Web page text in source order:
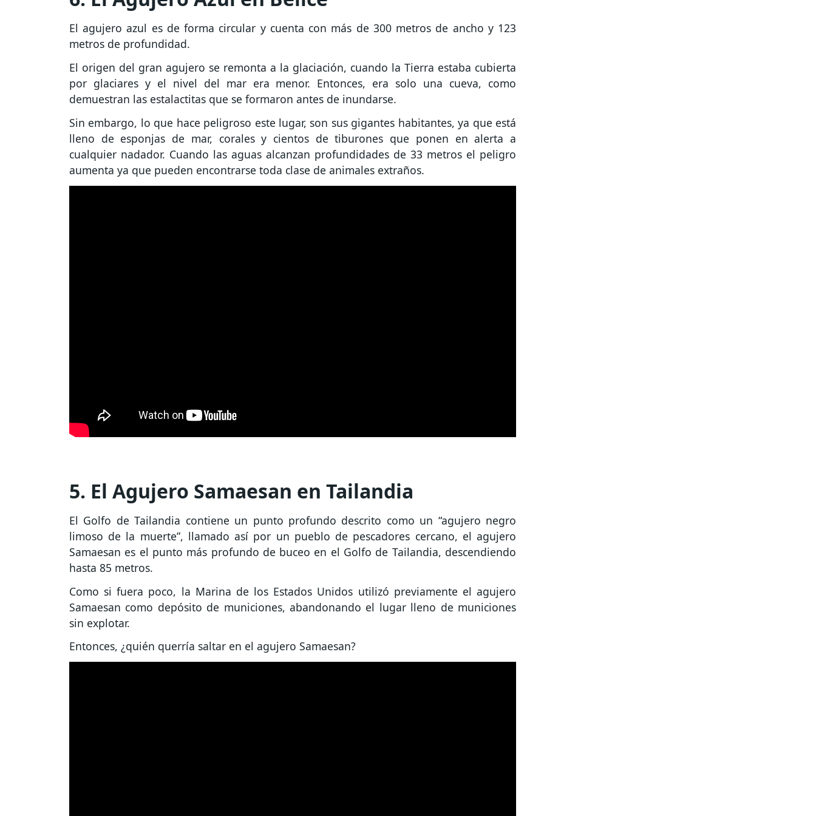
El agujero azul es de forma circular y cuenta con más de 300 metros de ancho y 123
metros de profundidad.
El origen del gran agujero se remonta a la glaciación, cuando la Tierra estaba cubierta
por glaciares y el nivel del mar era menor. Entonces, era solo una cueva, como
demuestran las estalactitas que se formaron antes de inundarse.
Sin embargo, lo que hace peligroso este lugar, son sus gigantes habitantes, ya que está
lleno de esponjas de mar, corales y cientos de tiburones que ponen en alerta a
cualquier nadador. Cuando las aguas alcanzan profundidades de 33 metros el peligro
aumenta ya que pueden encontrarse toda clase de animales extraños.
5. El Agujero Samaesan en Tailandia
El Golfo de Tailandia contiene un punto profundo descrito como un “agujero negro
limoso de la muerte”, llamado así por un pueblo de pescadores cercano, el agujero
Samaesan es el punto más profundo de buceo en el Golfo de Tailandia, descendiendo
hasta 85 metros.
Como si fuera poco, la Marina de los Estados Unidos utilizó previamente el agujero
Samaesan como depósito de municiones, abandonando el lugar lleno de municiones
sin explotar.
Entonces, ¿quién querría saltar en el agujero Samaesan?